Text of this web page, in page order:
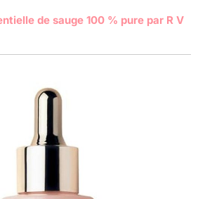
de sauge 100 % pure par R V